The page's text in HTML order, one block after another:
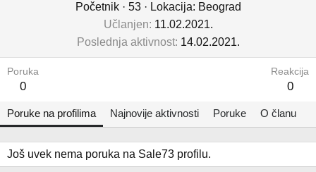
Početnik · 53 · Lokacija: Beograd
Učlanjen 11.02.2021.
Poslednja aktivnost 14.02.2021.
Poruka
0
Reakcija
0
Poruke na profilima Najnovije aktivnosti Poruke O članu
Još uvek nema poruka na Sale73 profilu.